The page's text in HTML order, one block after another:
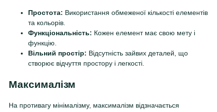
Простота: Використання обмеженої кількості елементів
та кольорів.
Функціональність: Кожен елемент має свою мету і
функцію.
Вільний простір: Відсутність зайвих деталей, що
створює відчуття простору і легкості.
Максималізм
На противагу мінімалізму, максималізм відзначається